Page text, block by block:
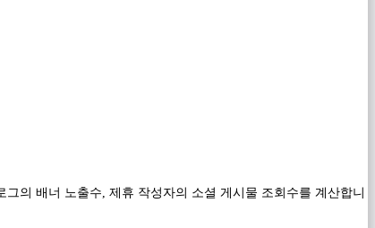
의 배너 노출수, 제휴 작성자의 소셜 게시물 조회수를 계산합니